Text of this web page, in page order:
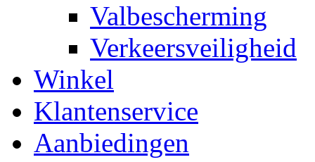
Valbescherming
Verkeersveiligheid
Winkel
Klantenservice
Aanbiedingen